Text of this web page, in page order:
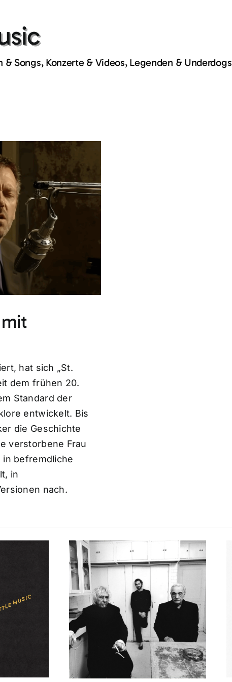
& Songs, Konzerte & Videos, Legenden & Underdogs
hat sich „St.
dem frühen 20.
Standard der
entwickelt. Bis
die Geschichte
verstorbene Frau
in befremdliche
in
nach.